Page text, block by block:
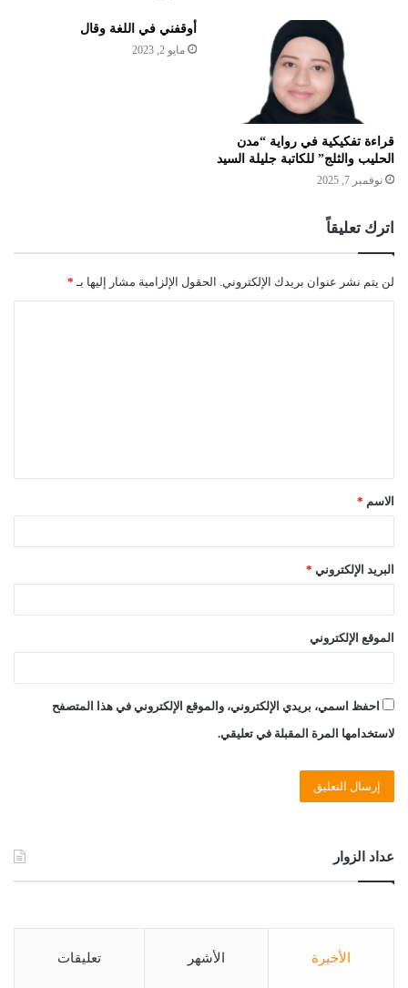
قراءة تفكيكية في رواية “مدن
الحليب والثلج” للكاتبة جليلة السيد
نوفمبر 7, 2025
أوقفني في اللغة وقال
مايو 2, 2023
اترك تعليقاً
لن يتم نشر عنوان بريدك الإلكتروني. الحقول الإلزامية مشار إليها بـ *
ق
*الاسم *
البريد الإلكتروني *
الموقع الإلكتروني
احفظ اسمي، بريدي الإلكتروني، والموقع الإلكتروني في هذا المتصفح
لاستخدامها المرة المقبلة في تعليقي.
عداد الزوار
الأخيرة الأشهر تعليقات